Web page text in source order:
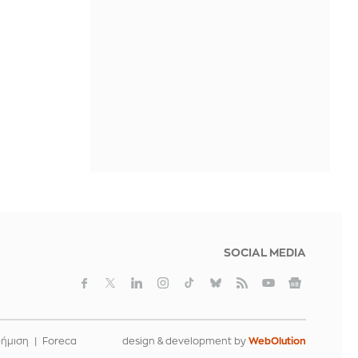
SOCIAL MEDIA
Foreca design & development by WebOlution